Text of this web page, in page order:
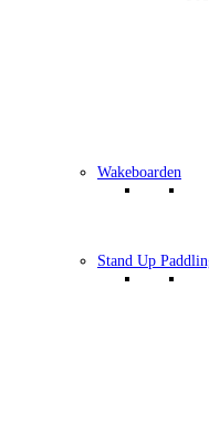
Wakeboarden
Stand Up